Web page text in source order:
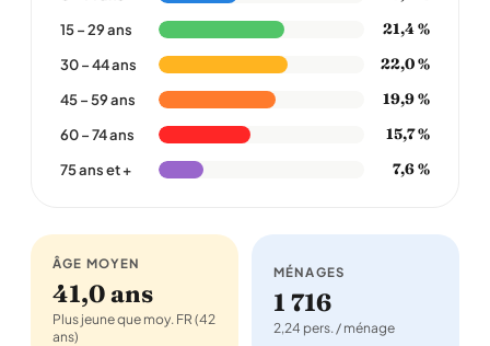
15 – 29 ans 21,4 %
30 – 44 ans 22,0 %
45 – 59 ans 19,9 %
60 – 74 ans 15,7 %
75 ans et + 7,6 %
ÂGE MOYEN
41,0 ans
Plus jeune que moy. FR (42
ans)
MÉNAGES
1 716
2,24 pers. / ménage